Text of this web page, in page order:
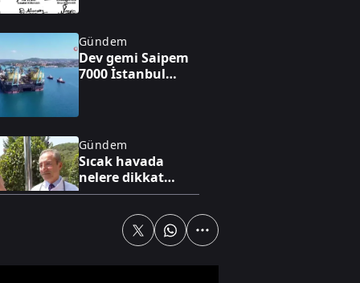
Gündem
Dev gemi Saipem
7000 İstanbul
Gündem
Sıcak havada
nelere dikkat
edilmeli?
Bahçelievler'de 4